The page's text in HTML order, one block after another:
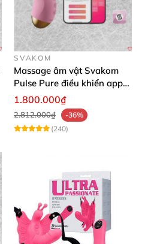
SVAKOM
Massage âm vật Svakom
Pulse Pure điều khiển app
công nghệ sóng âm cao cấp
1.800.000₫
2.812.000₫
-36%
(240)